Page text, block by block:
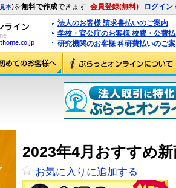
見本)を無料で作成できます 会員登録(無料) ログイン
法人のお客様 請求書払いのご案内
学校・官公庁のお客様 校費・公費
研究機関のお客様 科研費払いのご
2023年4月おすすめ
お気に入りに追加する